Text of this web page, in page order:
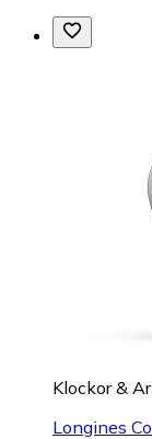
Klockor &
Longines